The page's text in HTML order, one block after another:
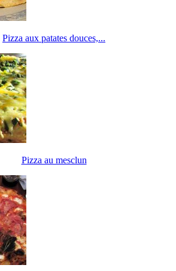
Pizza aux patates douces,...
Pizza au mesclun